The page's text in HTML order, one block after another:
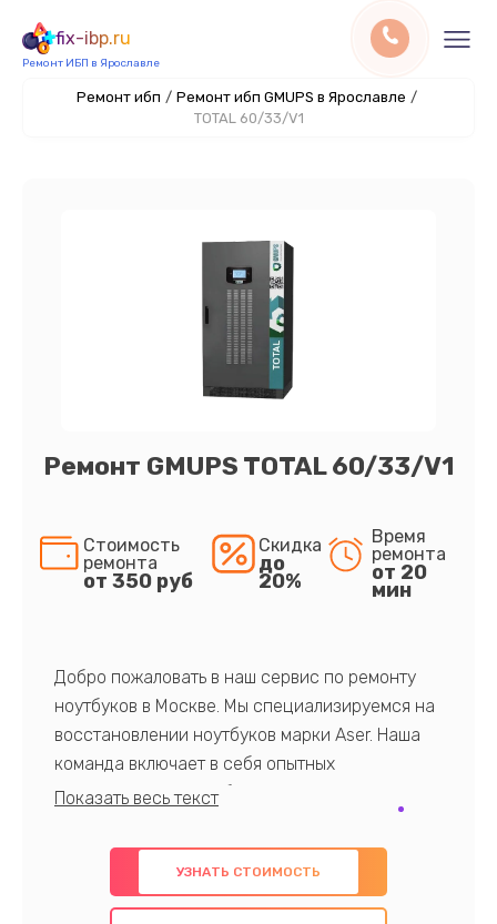
fix-ibp.ru
Ремонт ИБП в Ярославле
Ремонт ибп / Ремонт ибп GMUPS в Ярославле /
TOTAL 60/33/V1
Ремонт GMUPS TOTAL 60/33/V1
Стоимость
ремонта
от 350 руб
Скидка
до
20%
Время
ремонта
от 20
мин
Добро пожаловать в наш сервис по ремонту
ноутбуков в Москве. Мы специализируемся на
восстановлении ноутбуков марки Aser. Наша
команда включает в себя опытных
профессионалов с обширными знаниями и
предлагаем быстрый и качественный ремонт с
использованием оригинальных компонентов, а
также гарантируем качество всех
УЗНАТЬ СТОИМОСТЬ